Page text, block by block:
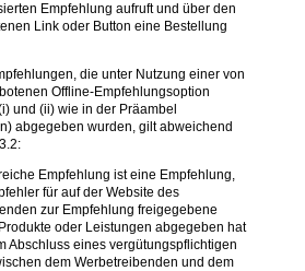
Empfehlung aufruft und über den
Link oder Button eine Bestellung
die unter Nutzung einer von
Offline-Empfehlungsoption
und (ii) wie in der Präambel
abgegeben wurden, gilt abweichend
Empfehlung ist eine Empfehlung,
für auf der Website des
zur Empfehlung freigegebene
oder Leistungen abgegeben hat
Abschluss eines vergütungspflichtigen
dem Werbetreibenden und dem